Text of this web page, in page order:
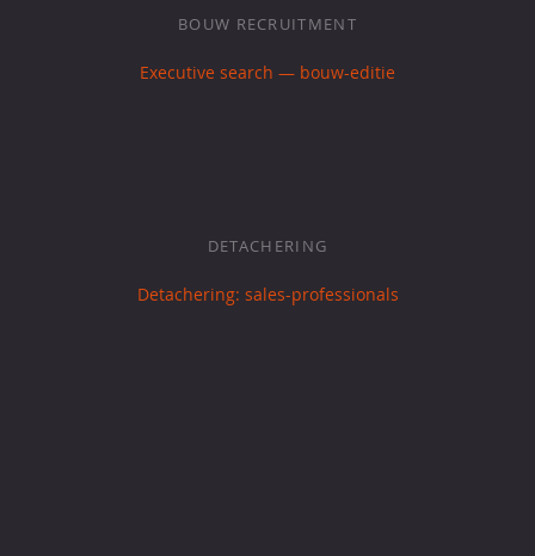
BOUW RECRUITMENT
Executive search — bouw-editie
DETACHERING
Detachering: sales-professionals